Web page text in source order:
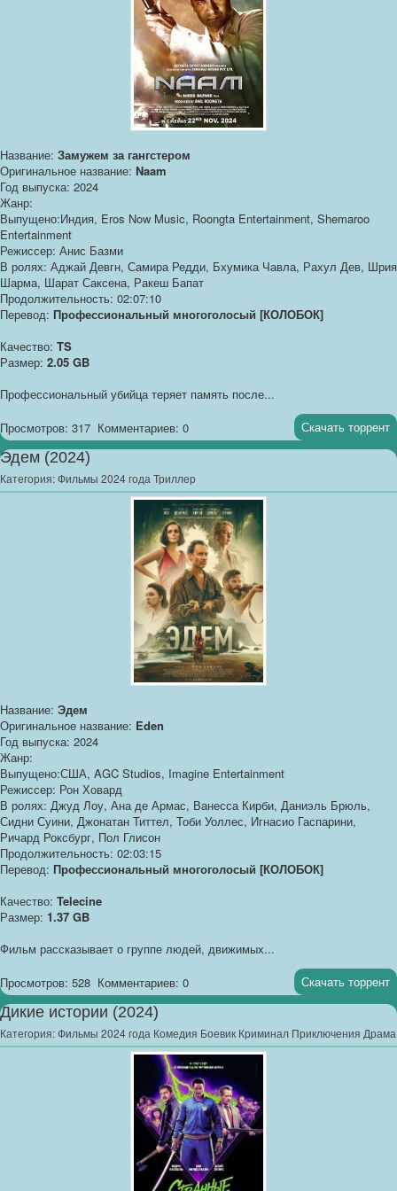
Название: Замужем за гангстером
Оригинальное название: Naam
Год выпуска: 2024
Жанр:
Выпущено:Индия, Eros Now Music, Roongta Entertainment, Shemaroo
Entertainment
Режиссер: Анис Базми
В ролях: Аджай Девгн, Самира Редди, Бхумика Чавла, Рахул Дев, Шрия
Шарма, Шарат Саксена, Ракеш Бапат
Продолжительность: 02:07:10
Перевод: Профессиональный многоголосый [КОЛОБОК]
Качество: TS
Размер: 2.05 GB
Профессиональный убийца теряет память после...
Просмотров: 317 Комментариев: 0 Скачать торрент
Эдем (2024)
Категория:Фильмы 2024 года Триллер
Название: Эдем
Оригинальное название: Eden
Год выпуска: 2024
Жанр:
Выпущено:США, AGC Studios, Imagine Entertainment
Режиссер: Рон Ховард
В ролях: Джуд Лоу, Ана де Армас, Ванесса Кирби, Даниэль Брюль,
Сидни Суини, Джонатан Титтел, Тоби Уоллес, Игнасио Гаспарини,
Ричард Роксбург, Пол Глисон
Продолжительность: 02:03:15
Перевод: Профессиональный многоголосый [КОЛОБОК]
Качество: Telecine
Размер: 1.37 GB
Фильм рассказывает о группе людей, движимых...
Просмотров: 528 Комментариев: 0 Скачать торрент
Дикие истории (2024)
Категория:Фильмы 2024 года Комедия Боевик Криминал Приключения Драма